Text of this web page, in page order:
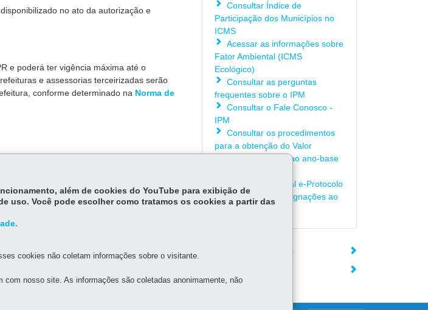
no ato da autorização e
e poderá ter vigência máxima até o
e assessorias terceirizadas serão
conforme determinado na Norma de
Consultar Índice de
Participação dos Municípios no
ICMS
Acessar as informações sobre
Fator Ambiental (ICMS
Ecológico)
Consultar as perguntas
frequentes sobre o IPM
Consultar o Fale Conosco -
IPM
Consultar os procedimentos
para a obtenção do Valor
Adicionado relativo ao ano-base
Acessar o Manual e-Protocolo
para Recursos/Impugnações ao
IPM Provisório
ÓRGÃO RESPONSÁVEL
além de cookies do YouTube para exibição de
uso. Você pode escolher como tratamos os cookies a partir das
cookies não coletam informações sobre o visitante.
nosso site. As informações são coletadas anonimamente, não